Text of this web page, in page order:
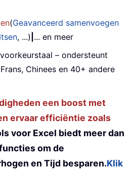
(Geavanceerd samenvoegen
, ...) ... en meer
– ondersteunt
Chinees en 40+ andere
een boost met
ervaar efficiëntie zoals
voor Excel biedt meer dan
om de
en Tijd besparen.Klik